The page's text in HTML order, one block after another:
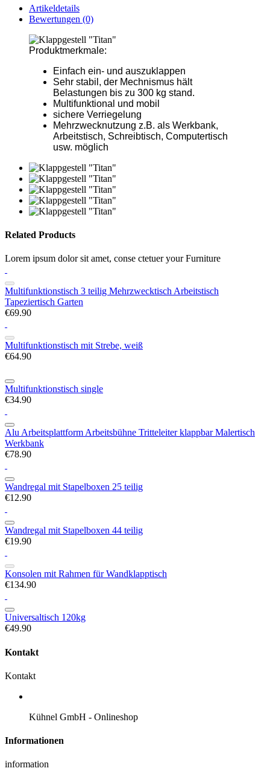
Artikeldetails
Bewertungen (0)
Produktmerkmale:
Einfach ein- und auszuklappen
Sehr stabil, der Mechnismus hält
Belastungen bis zu 300 kg stand.
Multifunktional und mobil
sichere Verriegelung
Mehrzwecknutzung z.B. als Werkbank,
Arbeitstisch, Schreibtisch, Computertisch
usw. möglich
Related Products
Lorem ipsum dolor sit amet, conse ctetuer your Furniture
Multifunktionstisch 3 teilig Mehrzwecktisch Arbeitstisch
Tapeziertisch Garten
€69.90
Multifunktionstisch mit Strebe, weiß
€64.90
Multifunktionstisch single
€34.90
Alu Arbeitsplattform Arbeitsbühne Tritteleiter klappbar Malertisch
Werkbank
€78.90
Wandregal mit Stapelboxen 25 teilig
€12.90
Wandregal mit Stapelboxen 44 teilig
€19.90
Konsolen mit Rahmen für Wandklapptisch
€134.90
Universaltisch 120kg
€49.90
Kontakt
Kontakt
Kühnel GmbH - Onlineshop
Informationen
information